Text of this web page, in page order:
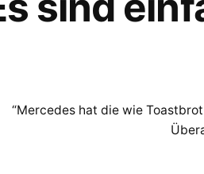
“Mercedes hat die wie